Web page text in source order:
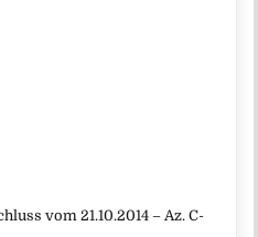
vom 21.10.2014 – Az. C-